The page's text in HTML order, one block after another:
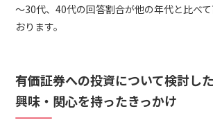
～30代、40代の回答割合が他の年代と比べ
おります。
有価証券への投資について検討した
興味・関心を持ったきっかけ